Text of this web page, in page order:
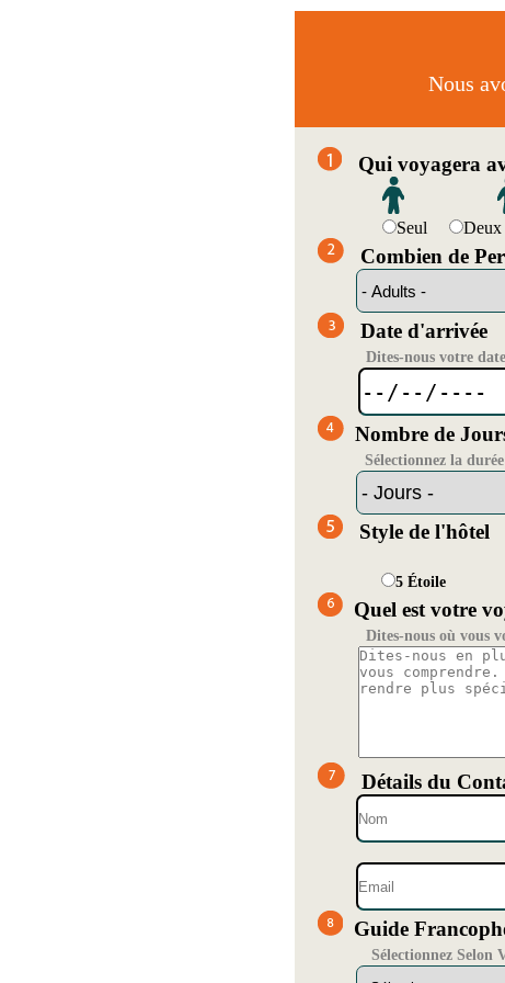
Nous
Qui voyagera
Seul
Combien de
Date d'arrivée
Dites-nous votre
Nombre de
Sélectionnez la
Style de l'hôtel
5 Étoile
Quel est votre
Dites-nous où vous
Détails du
Guide
Sélectionnez Selon